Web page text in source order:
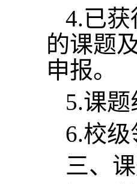
4.已
的课题
申报。
5.课
6.校
三、